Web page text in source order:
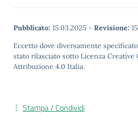
Pubblicato: 15.03.2025 - Revisione:
Eccetto dove diversamente
stato rilasciato sotto Licenza Creative
Attribuzione 4.0 Italia.
Stampa / Condividi